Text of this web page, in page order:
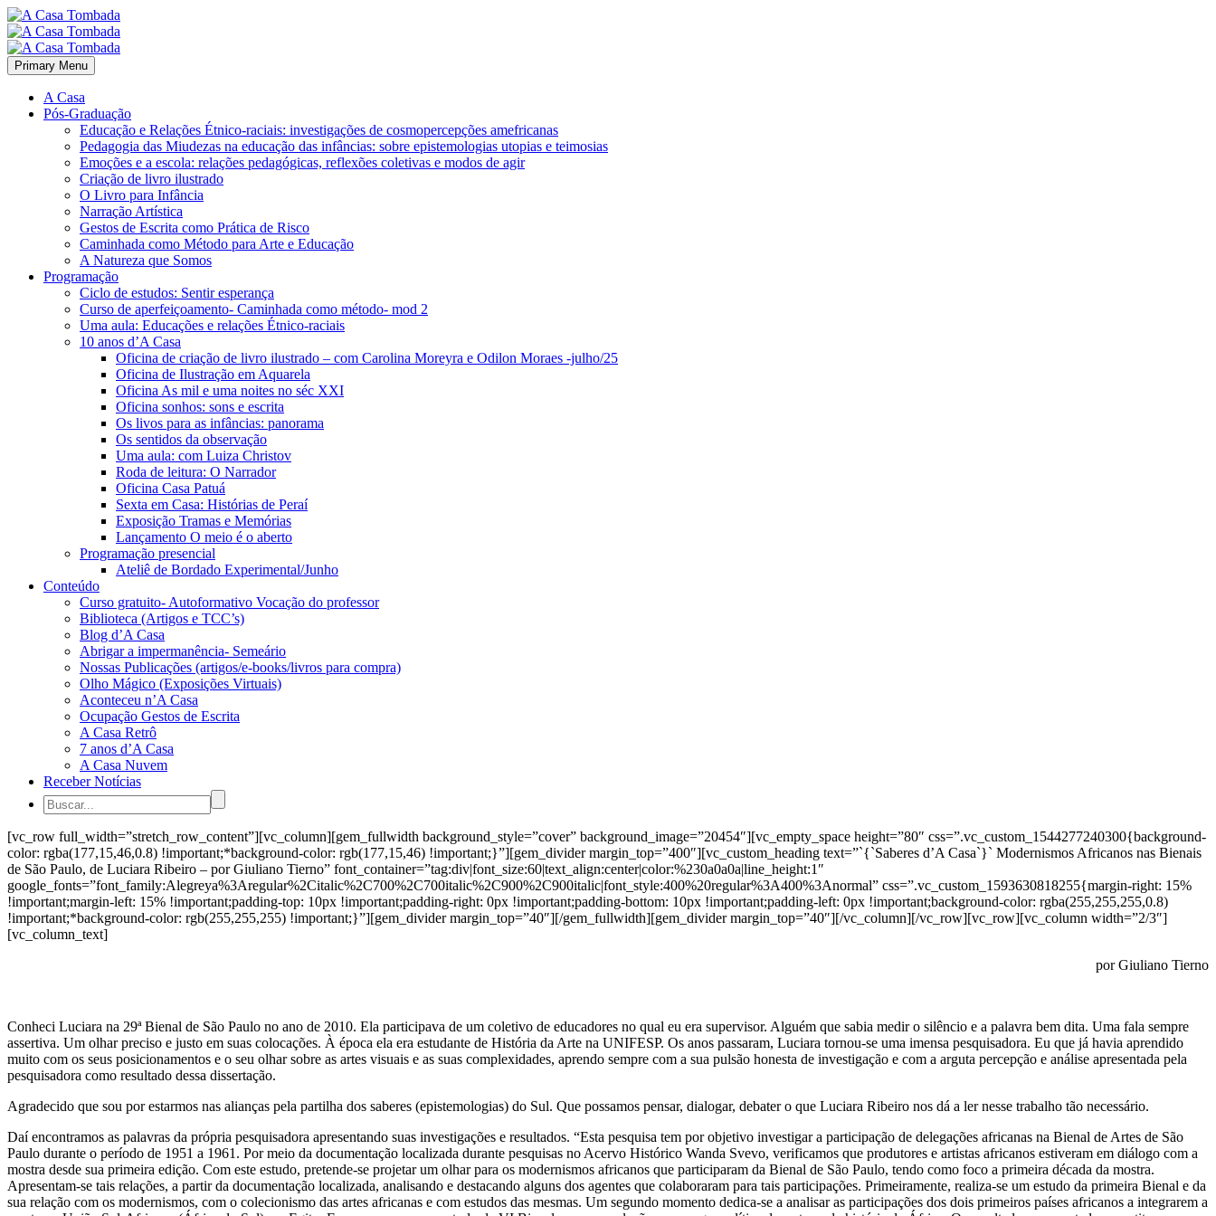
Primary Menu
A Casa
Pós-Graduação
Educação e Relações Étnico-raciais: investigações de cosmopercepções amefricanas
Pedagogia das Miudezas na educação das infâncias: sobre epistemologias utopias e teimosias
Emoções e a escola: relações pedagógicas, reflexões coletivas e modos de agir
Criação de livro ilustrado
O Livro para Infância
Narração Artística
Gestos de Escrita como Prática de Risco
Caminhada como Método para Arte e Educação
A Natureza que Somos
Programação
Ciclo de estudos: Sentir esperança
Curso de aperfeiçoamento- Caminhada como método- mod 2
Uma aula: Educações e relações Étnico-raciais
10 anos d’A Casa
Oficina de criação de livro ilustrado – com Carolina Moreyra e Odilon Moraes -julho/25
Oficina de Ilustração em Aquarela
Oficina As mil e uma noites no séc XXI
Oficina sonhos: sons e escrita
Os livos para as infâncias: panorama
Os sentidos da observação
Uma aula: com Luiza Christov
Roda de leitura: O Narrador
Oficina Casa Patuá
Sexta em Casa: Histórias de Peraí
Exposição Tramas e Memórias
Lançamento O meio é o aberto
Programação presencial
Ateliê de Bordado Experimental/Junho
Conteúdo
Curso gratuito- Autoformativo Vocação do professor
Biblioteca (Artigos e TCC’s)
Blog d’A Casa
Abrigar a impermanência- Semeário
Nossas Publicações (artigos/e-books/livros para compra)
Olho Mágico (Exposições Virtuais)
Aconteceu n’A Casa
Ocupação Gestos de Escrita
A Casa Retrô
7 anos d’A Casa
A Casa Nuvem
Receber Notícias
[vc_row full_width=”stretch_row_content”][vc_column][gem_fullwidth background_style=”cover” background_image=”20454″][vc_empty_space height=”80″ css=”.vc_custom_1544277240300{background-
color: rgba(177,15,46,0.8) !important;*background-color: rgb(177,15,46) !important;}”][gem_divider margin_top=”400″][vc_custom_heading text=”`{`Saberes d’A Casa`}` Modernismos Africanos nas Bienais
de São Paulo, de Luciara Ribeiro – por Giuliano Tierno” font_container=”tag:div|font_size:60|text_align:center|color:%230a0a0a|line_height:1″
google_fonts=”font_family:Alegreya%3Aregular%2Citalic%2C700%2C700italic%2C900%2C900italic|font_style:400%20regular%3A400%3Anormal” css=”.vc_custom_1593630818255{margin-right: 15%
!important;margin-left: 15% !important;padding-top: 10px !important;padding-right: 0px !important;padding-bottom: 10px !important;padding-left: 0px !important;background-color: rgba(255,255,255,0.8)
!important;*background-color: rgb(255,255,255) !important;}”][gem_divider margin_top=”40″][/gem_fullwidth][gem_divider margin_top=”40″][/vc_column][/vc_row][vc_row][vc_column width=”2/3″]
[vc_column_text]
por Giuliano Tierno
Conheci Luciara na 29ª Bienal de São Paulo no ano de 2010. Ela participava de um coletivo de educadores no qual eu era supervisor. Alguém que sabia medir o silêncio e a palavra bem dita. Uma fala sempre
assertiva. Um olhar preciso e justo em suas colocações. À época ela era estudante de História da Arte na UNIFESP. Os anos passaram, Luciara tornou-se uma imensa pesquisadora. Eu que já havia aprendido
muito com os seus posicionamentos e o seu olhar sobre as artes visuais e as suas complexidades, aprendo sempre com a sua pulsão honesta de investigação e com a arguta percepção e análise apresentada pela
pesquisadora como resultado dessa dissertação.
Agradecido que sou por estarmos nas alianças pela partilha dos saberes (epistemologias) do Sul. Que possamos pensar, dialogar, debater o que Luciara Ribeiro nos dá a ler nesse trabalho tão necessário.
Daí encontramos as palavras da própria pesquisadora apresentando suas investigações e resultados. “Esta pesquisa tem por objetivo investigar a participação de delegações africanas na Bienal de Artes de São
Paulo durante o período de 1951 a 1961. Por meio da documentação localizada durante pesquisas no Acervo Histórico Wanda Svevo, verificamos que produtores e artistas africanos estiveram em diálogo com a
mostra desde sua primeira edição. Com este estudo, pretende-se projetar um olhar para os modernismos africanos que participaram da Bienal de São Paulo, tendo como foco a primeira década da mostra.
Apresentam-se tais relações, a partir da documentação localizada, analisando e destacando alguns dos agentes que colaboraram para tais participações. Primeiramente, realiza-se um estudo da primeira Bienal e da
sua relação com os modernismos, com o colecionismo das artes africanas e com estudos das mesmas. Um segundo momento dedica-se a analisar as participações dos dois primeiros países africanos a integrarem a